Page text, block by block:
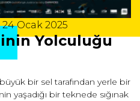
Ocak 2025
Yolculuğu
bir sel tarafından yerle bir
yaşadığı bir teknede sığınak